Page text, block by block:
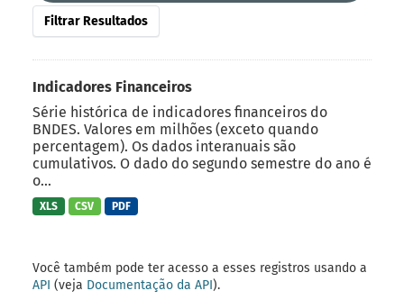
Filtrar Resultados
Indicadores Financeiros
Série histórica de indicadores financeiros do
BNDES. Valores em milhões (exceto quando
percentagem). Os dados interanuais são
cumulativos. O dado do segundo semestre do ano é
o...
XLS CSV PDF
Você também pode ter acesso a esses registros usando a
API (veja Documentação da API).